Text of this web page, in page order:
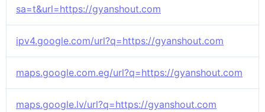
sa=t&url=https://gyanshout.com
ipv4.google.com/url?q=https://gyanshout.com
maps.google.com.eg/url?q=https://gyanshout.com
maps.google.lv/url?q=https://gyanshout.com